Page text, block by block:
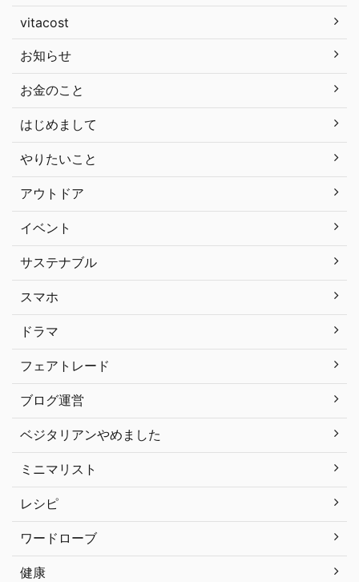
vitacost
お知らせ
お金のこと
はじめまして
やりたいこと
アウトドア
イベント
サステナブル
スマホ
ドラマ
フェアトレード
ブログ運営
ベジタリアンやめました
ミニマリスト
レシピ
ワードローブ
健康